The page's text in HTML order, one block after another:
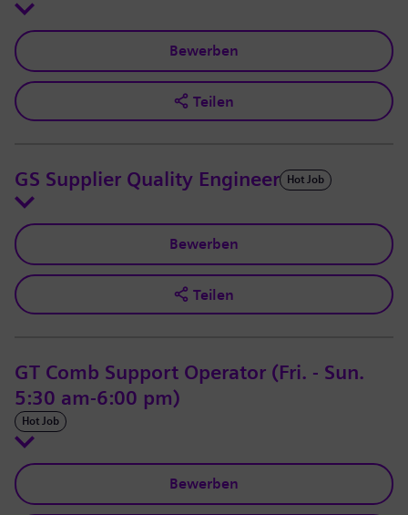
Bewerben
Teilen
GS Supplier Quality Engineer Hot Job
Bewerben
Teilen
GT Comb Support Operator (Fri. - Sun.
5:30 am-6:00 pm)
Hot Job
Bewerben